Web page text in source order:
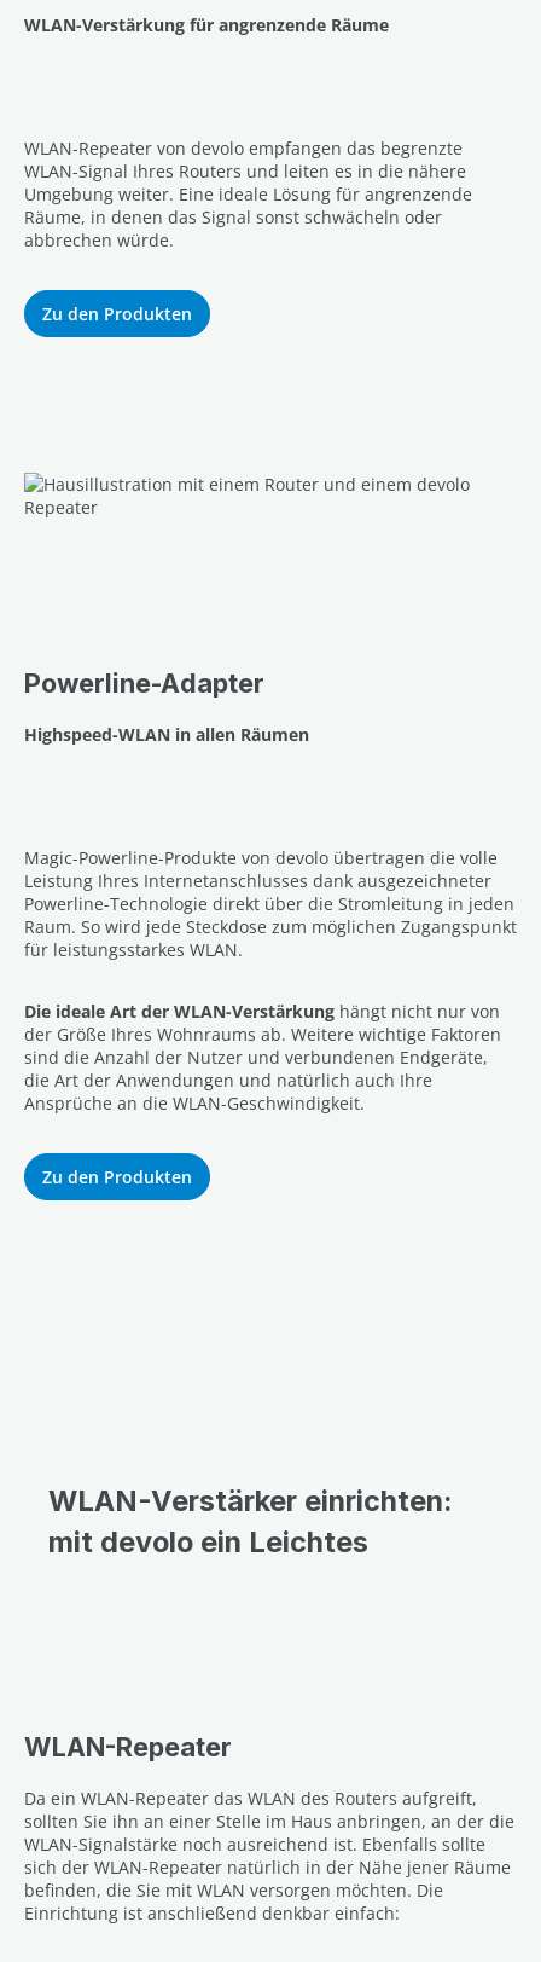
WLAN-Verstärkung für angrenzende Räume
WLAN-Repeater von devolo empfangen das begrenzte
WLAN-Signal Ihres Routers und leiten es in die nähere
Umgebung weiter. Eine ideale Lösung für angrenzende
Räume, in denen das Signal sonst schwächeln oder
abbrechen würde.
Zu den Produkten
Powerline-Adapter
Highspeed-WLAN in allen Räumen
Magic-Powerline-Produkte von devolo übertragen die volle
Leistung Ihres Internetanschlusses dank ausgezeichneter
Powerline-Technologie direkt über die Stromleitung in jeden
Raum. So wird jede Steckdose zum möglichen Zugangspunkt
für leistungsstarkes WLAN.
Die ideale Art der WLAN-Verstärkung hängt nicht nur von
der Größe Ihres Wohnraums ab. Weitere wichtige Faktoren
sind die Anzahl der Nutzer und verbundenen Endgeräte,
die Art der Anwendungen und natürlich auch Ihre
Ansprüche an die WLAN-Geschwindigkeit.
Zu den Produkten
WLAN-Verstärker einrichten:
mit devolo ein Leichtes
WLAN-Repeater
Da ein WLAN-Repeater das WLAN des Routers aufgreift,
sollten Sie ihn an einer Stelle im Haus anbringen, an der die
WLAN-Signalstärke noch ausreichend ist. Ebenfalls sollte
sich der WLAN-Repeater natürlich in der Nähe jener Räume
befinden, die Sie mit WLAN versorgen möchten. Die
Einrichtung ist anschließend denkbar einfach: